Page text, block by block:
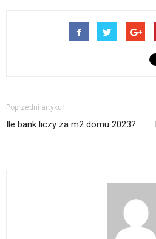
Poprzedni artykuł
Ile bank liczy za m2 domu 2023?